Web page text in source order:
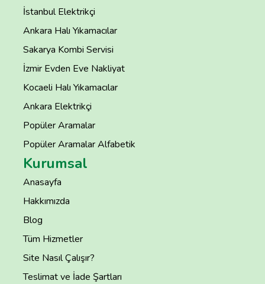
İstanbul Elektrikçi
Ankara Halı Yıkamacılar
Sakarya Kombi Servisi
İzmir Evden Eve Nakliyat
Kocaeli Halı Yıkamacılar
Ankara Elektrikçi
Popüler Aramalar
Popüler Aramalar Alfabetik
Kurumsal
Anasayfa
Hakkımızda
Blog
Tüm Hizmetler
Site Nasıl Çalışır?
Teslimat ve İade Şartları